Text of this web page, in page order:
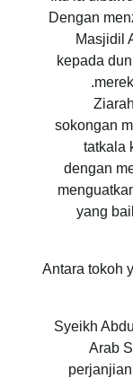
Dengan
Masjidil
kepada
sokongan
tatkala
dengan
yang
Antara tokoh
Syeikh
Arab